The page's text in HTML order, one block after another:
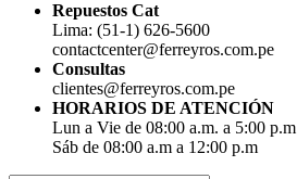
Repuestos Cat
Lima: (51-1) 626-5600
contactcenter@ferreyros.com.pe
Consultas
clientes@ferreyros.com.pe
HORARIOS DE ATENCIÓN
Lun a Vie de 08:00 a.m. a 5:00 p.m
Sáb de 08:00 a.m a 12:00 p.m